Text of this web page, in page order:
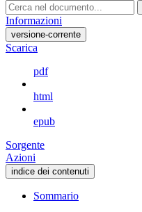
Informazioni
versione-corrente
Scarica
pdf
html
epub
Sorgente
Azioni
indice dei contenuti
Sommario